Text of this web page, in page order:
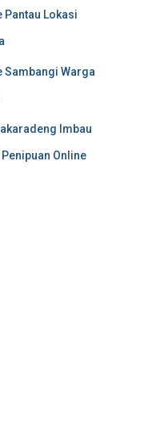
Pantau Lokasi
Sambangi Warga
Imbau
Online